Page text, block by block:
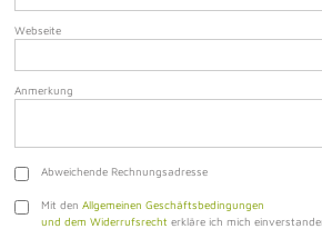
Webseite
Anmerkung
Abweichende Rechnungsadresse
Mit den Allgemeinen Geschäftsbedingungen
und dem Widerrufsrecht erkläre ich mich